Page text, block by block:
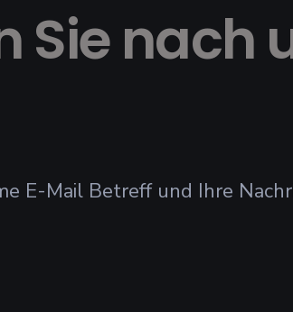
Sie nach
E-Mail Betreff und Ihre